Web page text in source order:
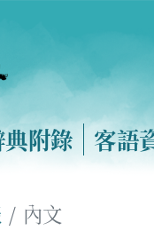
附錄 客語
內文